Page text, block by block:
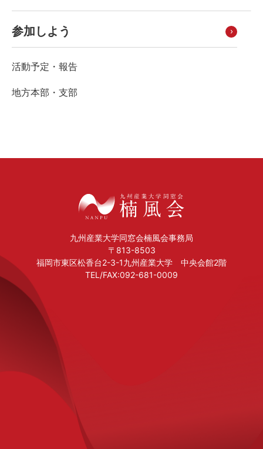
参加しよう
活動予定・報告
地方本部・支部
せ等の情報を指します。また、これらの情報
のみでなくとも、複数の情報を組み合わせる
ことにより個人を識別できる情報も含みま
す。
以下の場合となります。
・楠風会事務局から直接文書で依頼する場合
・楠風会ホームページの「住所変更」フォー
・事務局にご連絡・ご質問・問合せメールを
お送りいただく場合
3.個人情報の管理について
楠風会では、会員の個人情報は、適切・慎重
に管理し、不正アクセス、紛失、改ざん、漏
えい等の危険防止の措置を講ずるとともに、
万一発生時には速やかに是正措置を実施しま
す。また、再提供（「5．第三者への情報提
供について」に記載する場合を除きます。）
などの無いように、適切な管理を実施いたし
九州産業大学同窓会楠風会事務局
〒813-8503
福岡市東区松香台2-3-1九州産業大学 中央会館2階
TEL/FAX:092-681-0009